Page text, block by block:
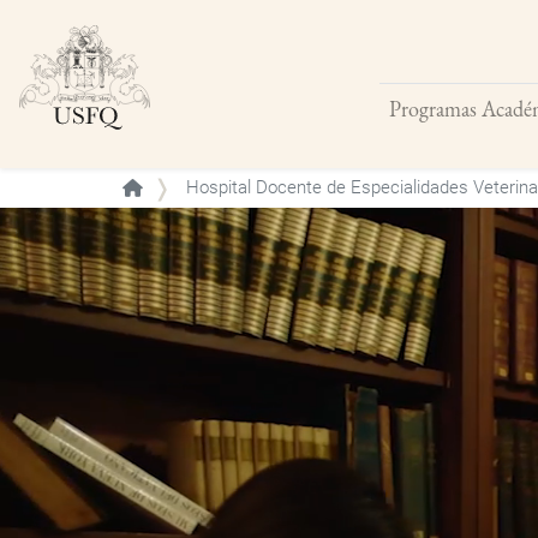
Programas
Buscar
Hospital Docente de Especialidades